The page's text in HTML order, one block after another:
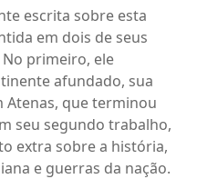
escrita sobre esta
em dois de seus
No primeiro, ele
afundado, sua
Atenas, que terminou
seu segundo trabalho,
extra sobre a história,
e guerras da nação.